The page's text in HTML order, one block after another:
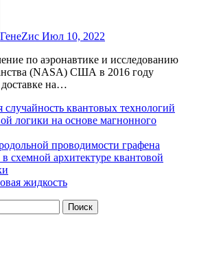
ГенеZис Июл 10, 2022
(NASA) США в 2016 году
на…
случайность квантовых технологий
логики на основе магнонного
проводимости графена
схемной архитектуре квантовой
жидкость